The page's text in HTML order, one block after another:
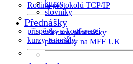
Rodina protokolů TCP/IP
příspěvky z konferencí
kurzy, tutoriály
kurzy
slovníky
Přednášky
všechny přednášky
přednášky na MFF UK